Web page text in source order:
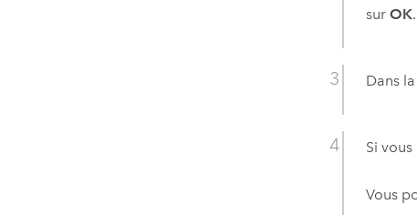
surOK.
Dans
Si
Vous